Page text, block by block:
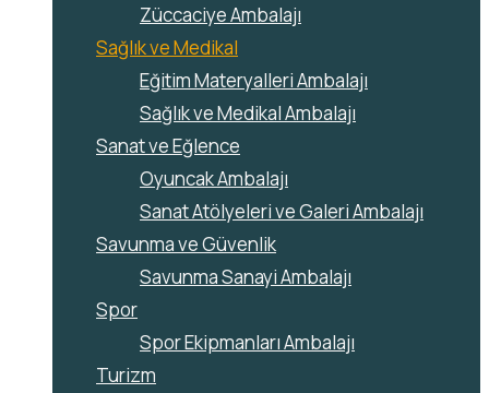
Züccaciye Ambalajı
Sağlık ve Medikal
Eğitim Materyalleri Ambalajı
Sağlık ve Medikal Ambalajı
Sanat ve Eğlence
Oyuncak Ambalajı
Sanat Atölyeleri ve Galeri Ambalajı
Savunma ve Güvenlik
Savunma Sanayi Ambalajı
Spor
Spor Ekipmanları Ambalajı
Turizm